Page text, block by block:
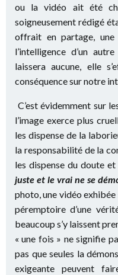
ou la vidéo ait été
soigneusement rédigé
offrait en partage,
l’intelligence d’un
laissera aucune, elle
conséquence sur notre
C’est évidemment sur
l’image exerce plus
les dispense de la
la responsabilité de la
les dispense du doute
juste et le vrai ne se
photo, une vidéo
péremptoire d’une
beaucoup s’y laissent
« une fois » ne signifie
pas que seules la
exigeante peuvent